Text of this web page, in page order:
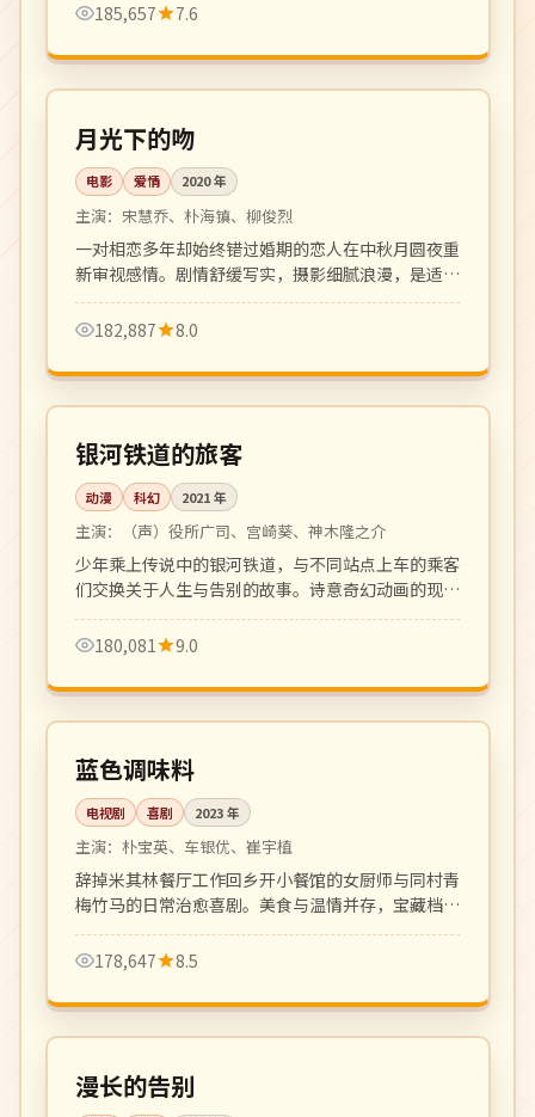
185,657
7.6
韩国
高分 108 分钟
月光下的吻
电影 爱情 2020年
主演： 宋慧乔、朴海镇、柳俊烈
一对相恋多年却始终错过婚期的恋人在中秋月圆夜重
新审视感情。剧情舒缓写实，摄影细腻浪漫，是适合
成熟观众的中秋档爱情片。
182,887
8.0
日本
4K 118 分钟
银河铁道的旅客
动漫 科幻 2021年
主演： （声）役所广司、宫崎葵、神木隆之介
少年乘上传说中的银河铁道，与不同站点上车的乘客
们交换关于人生与告别的故事。诗意奇幻动画的现代
演绎。
180,081
9.0
韩国
完结 全 12 集
蓝色调味料
电视剧 喜剧 2023年
主演： 朴宝英、车银优、崔宇植
辞掉米其林餐厅工作回乡开小餐馆的女厨师与同村青
梅竹马的日常治愈喜剧。美食与温情并存，宝藏档期
黑马剧。
178,647
8.5
日本
高分 127 分钟
漫长的告别